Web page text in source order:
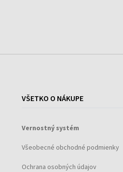
VŠETKO O NÁKUPE
Vernostný systém
Všeobecné obchodné podmienky
Ochrana osobných údajov